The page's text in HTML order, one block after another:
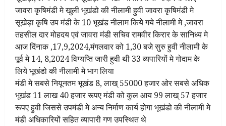
जावरा कृषिमंडी मे खुली भूखंडो की नीलामी हुवी जावरा कृषिमंडी मे
सूखेड़ा कृषि उप मंडी के 10 भूखंड नीलाम किये गये नीलामी मे ,जावरा
तहसील दार मोहदय एवं जावरा मंडी सचिव रामवीर किरार के सानिध्य मे
आज दिंनाक ,17,9,2024,मंगलवार को 1,30 बजे सुरु हुवी नीलामी के
पूर्व मे 14, 8,2024 विग्यप्ति जारी हुवी थी 33 व्यपारियों मे गोदाम के
लिये भूखंडो की नीलामी मे भाग लिया
मंडी मे सबसे नियूनतम भूखंड 8, लाख् 55000 हजार ओर सबसे अधिक
भूखंड 11 लाख 40 हजार रूपए मंडी को कुल आय 99 लाख् 57 हजार
रूपए हुवी जिससे उपमंडी मे अन्य निर्माण कार्य होगा भूखंडो की नीलामी मे
मंडी अधिकारियों सहित व्यापारी गण उपस्थित थे